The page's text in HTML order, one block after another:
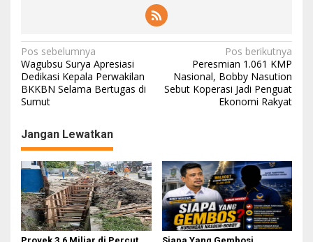
N
a
v
g
a
s
i
p
o
Pos sebelumnya
Wagubsu Surya Apresiasi
Dedikasi Kepala Perwakilan
BKKBN Selama Bertugas di
Sumut
Pos berikutnya
Peresmian 1.061 KMP
Nasional, Bobby Nasution
Sebut Koperasi Jadi Penguat
Ekonomi Rakyat
Jangan Lewatkan